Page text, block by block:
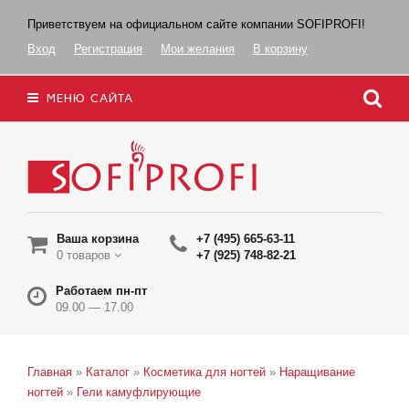
Приветствуем на официальном сайте компании SOFIPROFI!
Вход
Регистрация Мои желания В корзину
МЕНЮ САЙТА
Ваша корзина
0 товаров
+7 (495) 665-63-11
+7 (925) 748-82-21
Работаем пн-пт
09.00 — 17.00
Главная » Каталог » Косметика для ногтей » Наращивание
ногтей » Гели камуфлирующие